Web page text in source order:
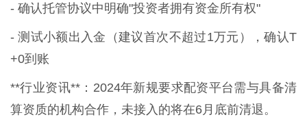
- 确认托管协议中明确"投资者拥有资金所有权"
- 测试小额出入金（建议首次不超过1万元），确认T
+0到账
**行业资讯**：2024年新规要求配资平台需与具备清
算资质的机构合作，未接入的将在6月底前清退。